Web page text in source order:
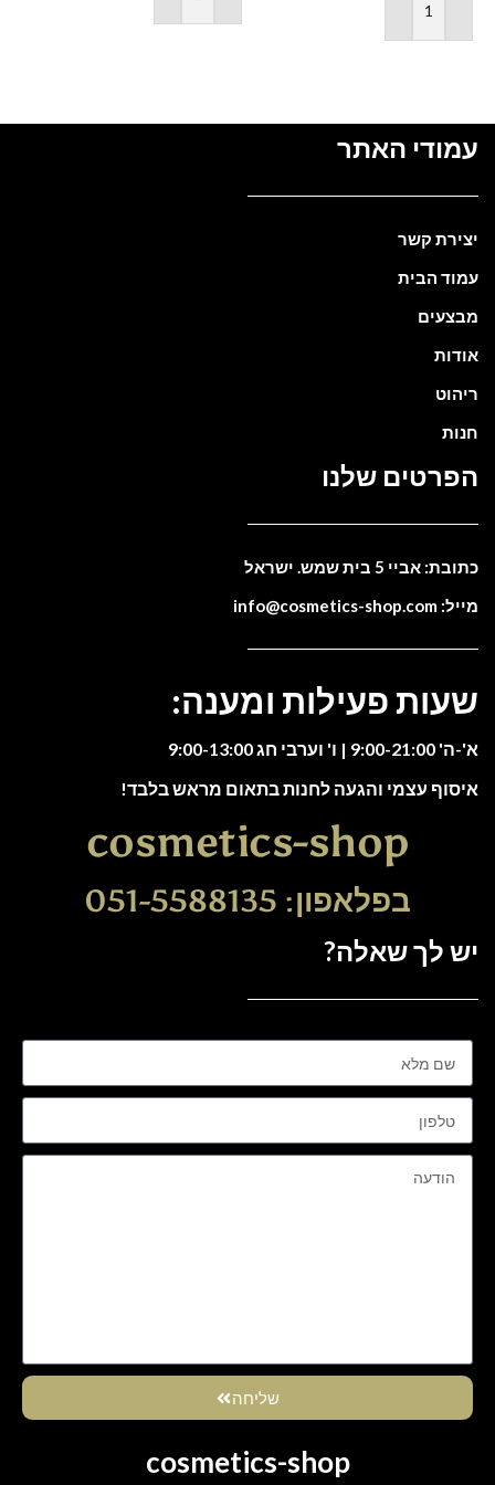
הוספה לסל
הוספה לסל
עמודי האתר
יצירת קשר
עמוד הבית
מבצעים
אודות
ריהוט
חנות
הפרטים שלנו
כתובת: אביי 5 בית שמש. ישראל
מייל: info@cosmetics-shop.com
שעות פעילות ומענה:
א'-ה' 9:00-21:00 | ו' וערבי חג 9:00-13:00
איסוף עצמי והגעה לחנות בתאום מראש בלבד!
cosmetics-shop
בפלאפון: 051-5588135
יש לך שאלה?
שליחה
cosmetics-shop